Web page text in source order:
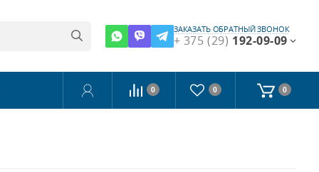
ЗАКАЗАТЬ ОБРАТНЫЙ ЗВОНОК
+ 375 (29) 192-09-09
0 0 0